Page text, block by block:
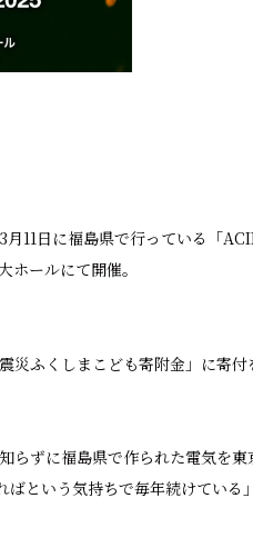
11日に福島県で行っている「
ホールにて開催。
ふくしまこども寄附金」に寄付
らずに福島県で作られた電気を東
ばという気持ちで毎年続けてい